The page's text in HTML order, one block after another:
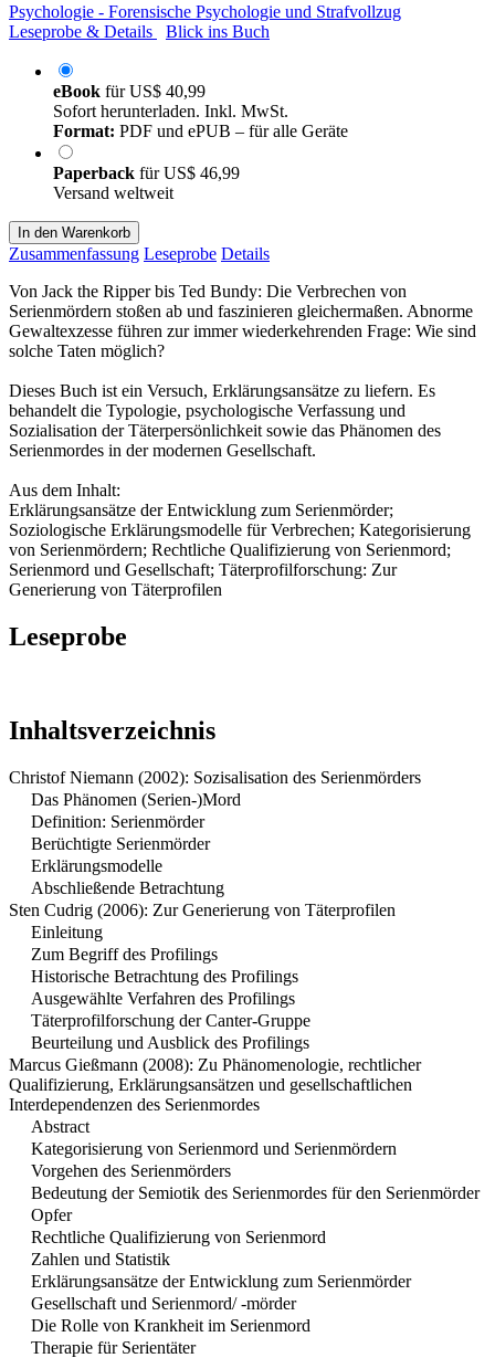
Psychologie - Forensische Psychologie und Strafvollzug
Leseprobe & Details
Blick ins Buch
eBook fürUS$ 40,99
Sofort herunterladen. Inkl. MwSt.
Format: PDF und ePUB – für alle Geräte
Paperback fürUS$ 46,99
Versand weltweit
In den Warenkorb
Zusammenfassung Leseprobe Details
Von Jack the Ripper bis Ted Bundy: Die Verbrechen von
Serienmördern stoßen ab und faszinieren gleichermaßen. Abnorme
Gewaltexzesse führen zur immer wiederkehrenden Frage: Wie sind
solche Taten möglich?
Dieses Buch ist ein Versuch, Erklärungsansätze zu liefern. Es
behandelt die Typologie, psychologische Verfassung und
Sozialisation der Täterpersönlichkeit sowie das Phänomen des
Serienmordes in der modernen Gesellschaft.
Aus dem Inhalt:
Erklärungsansätze der Entwicklung zum Serienmörder;
Soziologische Erklärungsmodelle für Verbrechen; Kategorisierung
von Serienmördern; Rechtliche Qualifizierung von Serienmord;
Serienmord und Gesellschaft; Täterprofilforschung: Zur
Generierung von Täterprofilen
Leseprobe
Inhaltsverzeichnis
Christof Niemann (2002): Sozisalisation des Serienmörders
Das Phänomen (Serien-)Mord
Definition: Serienmörder
Berüchtigte Serienmörder
Erklärungsmodelle
Abschließende Betrachtung
Sten Cudrig (2006): Zur Generierung von Täterprofilen
Einleitung
Zum Begriff des Profilings
Historische Betrachtung des Profilings
Ausgewählte Verfahren des Profilings
Täterprofilforschung der Canter-Gruppe
Beurteilung und Ausblick des Profilings
Marcus Gießmann (2008): Zu Phänomenologie, rechtlicher
Qualifizierung, Erklärungsansätzen und gesellschaftlichen
Interdependenzen des Serienmordes
Abstract
Kategorisierung von Serienmord und Serienmördern
Vorgehen des Serienmörders
Bedeutung der Semiotik des Serienmordes für den Serienmörder
Opfer
Rechtliche Qualifizierung von Serienmord
Zahlen und Statistik
Erklärungsansätze der Entwicklung zum Serienmörder
Gesellschaft und Serienmord/ -mörder
Die Rolle von Krankheit im Serienmord
Therapie für Serientäter